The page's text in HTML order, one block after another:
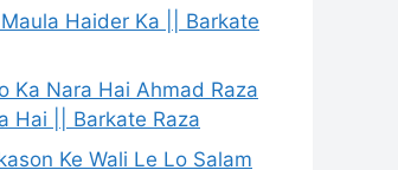
Haider Ka || Barkate
Ka Nara Hai Ahmad Raza
Hai || Barkate Raza
Ke Wali Le Lo Salam